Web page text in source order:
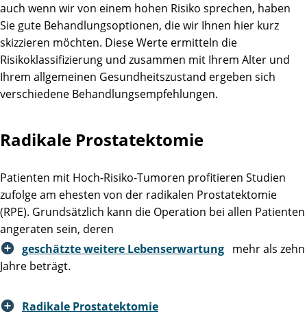
auch wenn wir von einem hohen Risiko sprechen, haben
Sie gute Behandlungsoptionen, die wir Ihnen hier kurz
skizzieren möchten. Diese Werte ermitteln die
Risikoklassifizierung und zusammen mit Ihrem Alter und
Ihrem allgemeinen Gesundheitszustand ergeben sich
verschiedene Behandlungsempfehlungen.
Radikale Prostatektomie
Patienten mit Hoch-Risiko-Tumoren profitieren Studien
zufolge am ehesten von der radikalen Prostatektomie
(RPE). Grundsätzlich kann die Operation bei allen Patienten
angeraten sein, deren
geschätzte weitere Lebenserwartung mehr als zehn
Jahre beträgt.
Radikale Prostatektomie